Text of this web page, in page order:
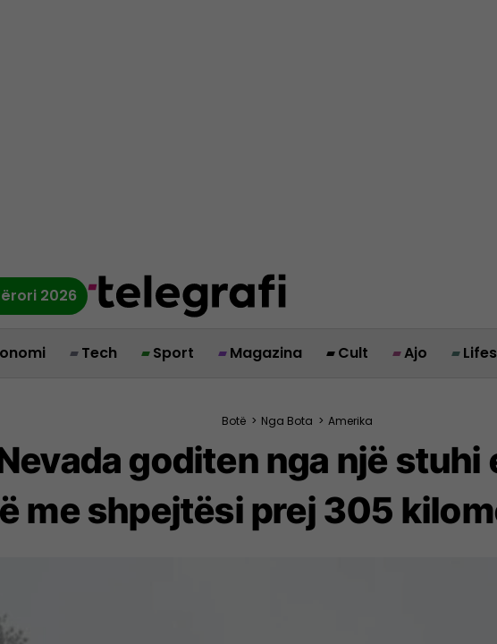
2026
Tech Sport Magazina Cult Ajo
Botë > Nga Bota > Amerika
goditen nga një stuhi
me shpejtësi prej 305